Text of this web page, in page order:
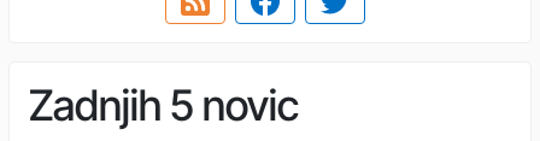
Zadnjih 5 novic